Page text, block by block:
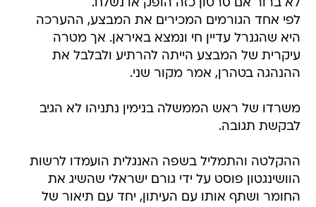
לא ברור אם סרטון כזה הופק או נשלח.
לפי אחד הגורמים המכירים את המבצע, ההערכה
היא שהגנרל עדיין חי ונמצא באיראן. אך מטרה
עיקרית של המבצע הייתה להרתיע ולבלבל את
ההנהגה בטהרן, אמר מקור שני.
משרדו של ראש הממשלה בנימין נתניהו לא הגיב
לבקשת תגובה.
ההקלטה והתמליל בשפה האנגלית הועמדו לרשות
הוושינגטון פוסט על ידי גורם ישראלי שהשיג את
החומר ושתף אותו עם העיתון, יחד עם תיאור של